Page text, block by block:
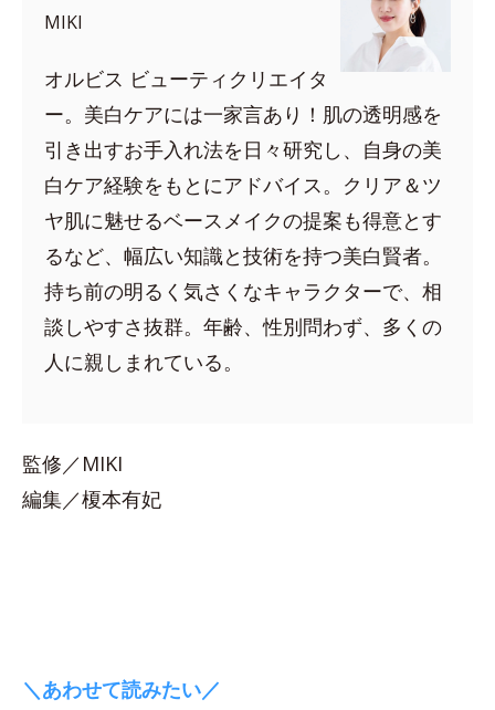
MIKI
オルビス ビューティクリエイタ
ー。美白ケアには一家言あり！肌の透明感を
引き出すお手入れ法を日々研究し、自身の美
白ケア経験をもとにアドバイス。クリア＆ツ
ヤ肌に魅せるベースメイクの提案も得意とす
るなど、幅広い知識と技術を持つ美白賢者。
持ち前の明るく気さくなキャラクターで、相
談しやすさ抜群。年齢、性別問わず、多くの
人に親しまれている。
監修／MIKI
編集／榎本有妃
＼あわせて読みたい／